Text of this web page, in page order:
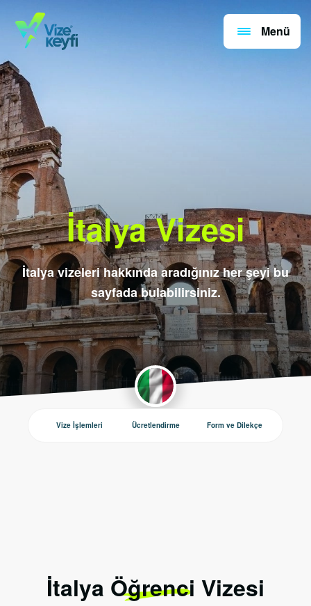
Menü
İtalya Vizesi
İtalya vizeleri hakkında aradığınız her şeyi bu
sayfada bulabilirsiniz.
Vize İşlemleri Ücretlendirme Form ve Dilekçe
İtalya Öğrenci Vizesi